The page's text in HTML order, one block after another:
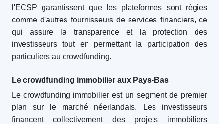
l'ECSP garantissent que les plateformes sont régies
comme d'autres fournisseurs de services financiers, ce
qui assure la transparence et la protection des
investisseurs tout en permettant la participation des
particuliers au crowdfunding.
Le crowdfunding immobilier aux Pays-Bas
Le crowdfunding immobilier est un segment de premier
plan sur le marché néerlandais. Les investisseurs
financent collectivement des projets immobiliers